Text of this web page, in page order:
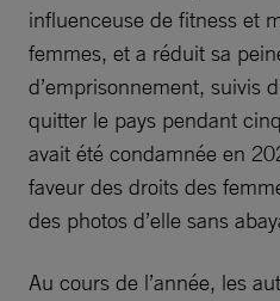
influenceuse de fitness et
femmes, et a réduit sa
d’emprisonnement, suivis
quitter le pays pendant
avait été condamnée en
faveur des droits des
des photos d’elle sans
Au cours de l’année, les